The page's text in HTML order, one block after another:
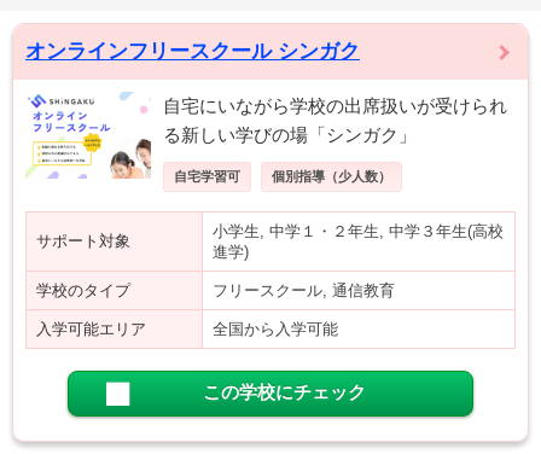
オンラインフリースクール シンガク
自宅にいながら学校の出席扱いが受けられ
る新しい学びの場「シンガク」
自宅学習可 個別指導（少人数）
サポート対象
小学生, 中学１・２年生, 中学３年生(高校
進学)
学校のタイプ フリースクール, 通信教育
入学可能エリア 全国から入学可能
この学校にチェック